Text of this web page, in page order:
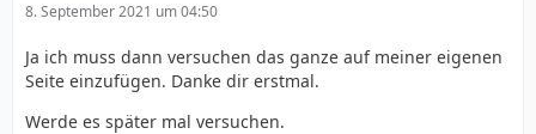
8. September 2021 um 04:50
Ja ich muss dann versuchen das ganze auf meiner eigenen
Seite einzufügen. Danke dir erstmal.
Werde es später mal versuchen.